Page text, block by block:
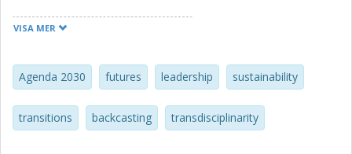
social, the economic, the ecological, and ‘human needs
lighthouse might be of value in processes guiding socio-
technical transitions towards sustainability in three
different ways: (1) by attempting to bridge the issue of
‘transition’ with that of ‘sustainability’; (2) as part of a
VISA MER
Agenda 2030 futures leadership sustainability
transitions backcasting transdisciplinarity